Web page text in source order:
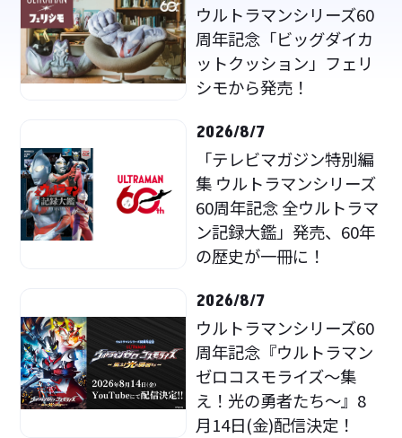
ウルトラマンシリーズ60
周年記念「ビッグダイカ
ットクッション」フェリ
シモから発売！
2026/8/7
「テレビマガジン特別編
集 ウルトラマンシリーズ
60周年記念 全ウルトラマ
ン記録大鑑」発売、60年
の歴史が一冊に！
2026/8/7
ウルトラマンシリーズ60
周年記念『ウルトラマン
ゼロコスモライズ～集
え！光の勇者たち～』8
月14日(金)配信決定！